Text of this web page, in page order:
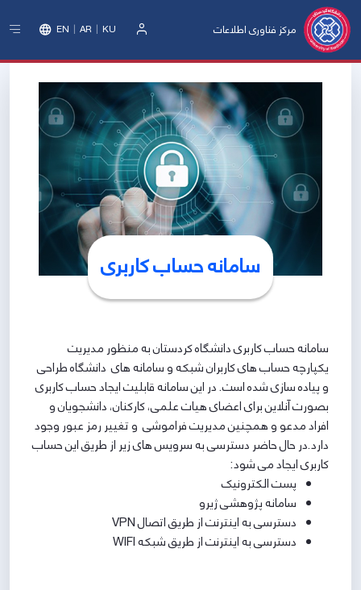
مرکز فناوری اطلاعات EN AR KU
سامانه حساب کاربری
سامانه حساب کاربری دانشگاه کردستان به منظور مدیریت
یکپارچه حساب های کاربران شبکه و سامانه های دانشگاه طراحی
و پیاده سازی شده است. در این سامانه قابلیت ایجاد حساب کاربری
بصورت آنلاین برای اعضای هیات علمی، کارکنان، دانشجویان و
افراد مدعو و همچنین مدیریت فراموشی و تغییر رمز عبور وجود
دارد.در حال حاضر دسترسی به سرویس های زیر از طریق این حساب
کاربری ایجاد می شود:
پست الکترونیک
سامانه پژوهشی ژیرو
دسترسی به اینترنت از طریق اتصال VPN
دسترسی به اینترنت از طریق شبکه WIFI